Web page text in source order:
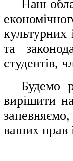
Наш
культурних
та
студентів,
Будемо
вирішити
ваших прав